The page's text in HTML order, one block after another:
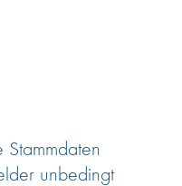
unbedingt